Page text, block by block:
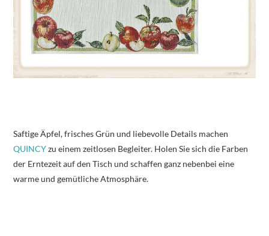
Saftige Äpfel, frisches Grün und liebevolle Details machen
QUINCYzu einem zeitlosen Begleiter. Holen Sie sich die Farben
der Erntezeit auf den Tisch und schaffen ganz nebenbei eine
warme und gemütliche Atmosphäre.